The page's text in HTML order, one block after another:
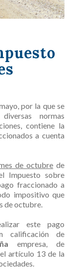
por la que se
normas
contiene la
a cuenta
de octubrede
Impuesto sobre
fraccionado a
impositivo que
de octubre.
este pago
calificación de
empresa, de
artículo 13 de la